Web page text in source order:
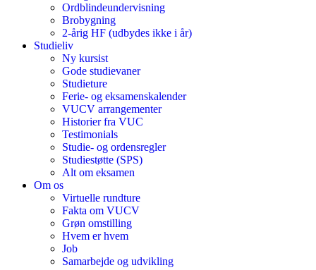
Ordblindeundervisning
Brobygning
2-årig HF (udbydes ikke i år)
Studieliv
Ny kursist
Gode studievaner
Studieture
Ferie- og eksamenskalender
VUCV arrangementer
Historier fra VUC
Testimonials
Studie- og ordensregler
Studiestøtte (SPS)
Alt om eksamen
Om os
Virtuelle rundture
Fakta om VUCV
Grøn omstilling
Hvem er hvem
Job
Samarbejde og udvikling